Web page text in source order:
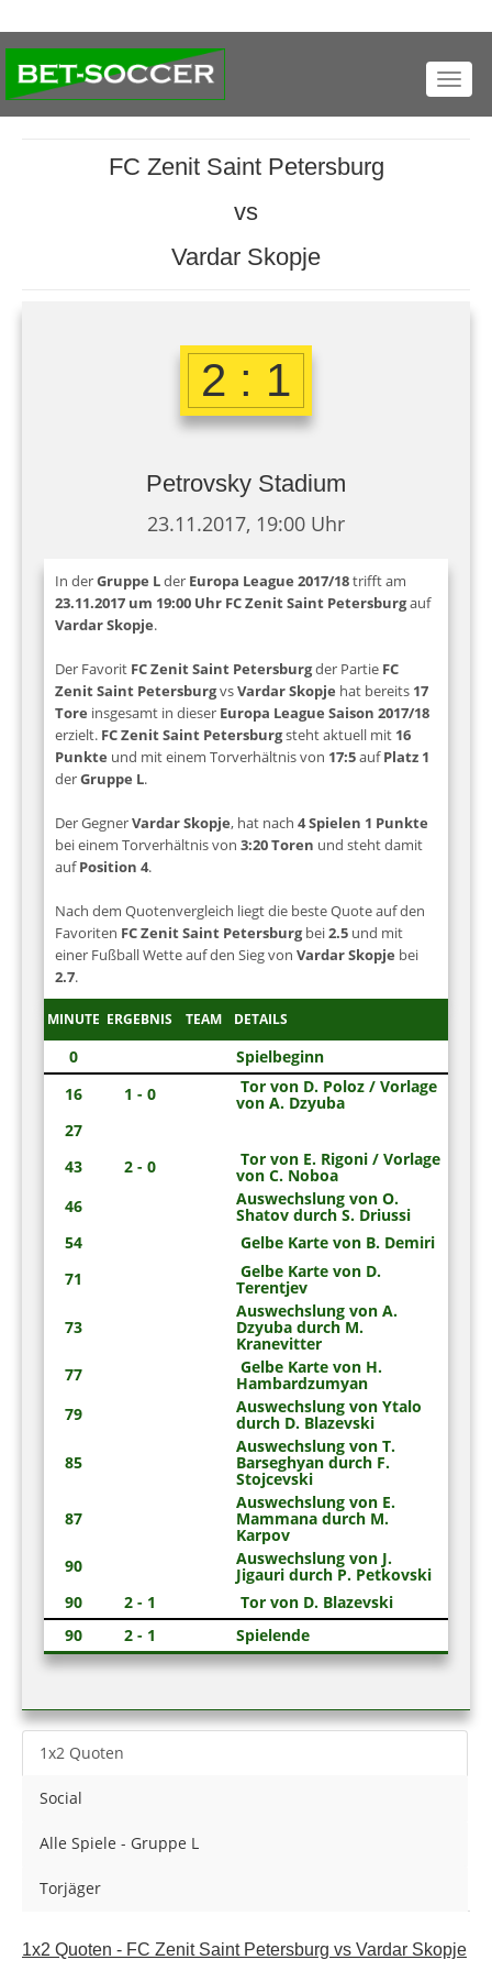
FC Zenit Saint Petersburg
vs
Vardar Skopje
2 : 1
Petrovsky Stadium
23.11.2017, 19:00 Uhr
In derGruppe Lder Europa League 2017/18trifft am
23.11.2017 um 19:00 Uhr FC Zenit Saint Petersburgauf
Vardar Skopje.
Der Favorit FC Zenit Saint Petersburgder Partie FC
Zenit Saint PetersburgvsVardar Skopje hat bereits 17
Tore insgesamt in dieser Europa League Saison 2017/18
erzielt. FC Zenit Saint Petersburgsteht aktuell mit 16
Punkte und mit einem Torverhältnis von 17:5aufPlatz 1
derGruppe L.
Der GegnerVardar Skopje, hat nach 4 Spielen 1 Punkte
bei einem Torverhältnis von 3:20 Toren und steht damit
aufPosition 4.
Nach dem Quotenvergleich liegt die beste Quote auf den
Favoriten FC Zenit Saint Petersburgbei2.5 und mit
einer Fußball Wette auf den Sieg von Vardar Skopje bei
2.7.
MINUTE ERGEBNIS TEAM DETAILS
0
Spielbeginn
16
1 - 0 Tor von D. Poloz / Vorlage
von A. Dzyuba
27
43
2 - 0 Tor von E. Rigoni / Vorlage
von C. Noboa
46
Auswechslung von O.
Shatov durch S. Driussi
54
Gelbe Karte von B. Demiri
71
Gelbe Karte von D.
Terentjev
73
Auswechslung von A.
Dzyuba durch M.
Kranevitter
77
Gelbe Karte von H.
Hambardzumyan
79
Auswechslung von Ytalo
durch D. Blazevski
85
Auswechslung von T.
Barseghyan durch F.
Stojcevski
87
Auswechslung von E.
Mammana durch M.
Karpov
90
Auswechslung von J.
Jigauri durch P. Petkovski
90
2 - 1
Tor von D. Blazevski
90
2 - 1 Spielende
1x2 Quoten
Social
Alle Spiele - Gruppe L
Torjäger
1x2 Quoten - FC Zenit Saint Petersburg vs Vardar Skopje